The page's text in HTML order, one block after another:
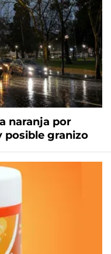
naranja por
posible granizo